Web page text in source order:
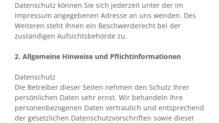
Datenschutz können Sie sich jederzeit unter der im
Impressum angegebenen Adresse an uns wenden. Des
Weiteren steht Ihnen ein Beschwerderecht bei der
zuständigen Aufsichtsbehörde zu.
2. Allgemeine Hinweise und Pflichtinformationen
Datenschutz
Die Betreiber dieser Seiten nehmen den Schutz Ihrer
persönlichen Daten sehr ernst. Wir behandeln Ihre
personenbezogenen Daten vertraulich und entsprechend
der gesetzlichen Datenschutzvorschriften sowie dieser